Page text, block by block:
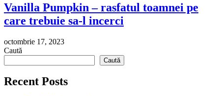
Vanilla Pumpkin – rasfatul toamnei pe
care trebuie sa-l incerci
octombrie 17, 2023
Caută
Caută
Recent Posts